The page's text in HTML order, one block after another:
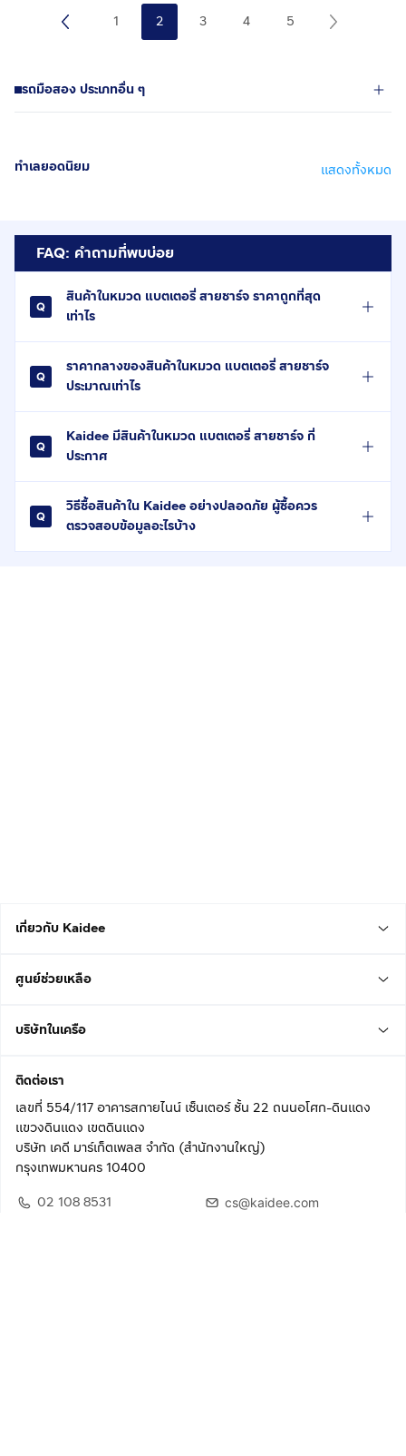
1 2 3 4 5
รถมือสอง ประเภทอื่น ๆ
ทำเลยอดนิยม แสดงทั้งหมด
FAQ: คำถามที่พบบ่อย
สินค้าในหมวด แบตเตอรี่ สายชาร์จ ราคาถูกที่สุด
เท่าไร
ราคากลางของสินค้าในหมวด แบตเตอรี่ สายชาร์จ
ประมาณเท่าไร
Kaidee มีสินค้าในหมวด แบตเตอรี่ สายชาร์จ กี่
ประกาศ
วิธีซื้อสินค้าใน Kaidee อย่างปลอดภัย ผู้ซื้อควร
ตรวจสอบข้อมูลอะไรบ้าง
เกี่ยวกับ Kaidee
ศูนย์ช่วยเหลือ
บริษัทในเครือ
ติดต่อเรา
เลขที่ 554/117 อาคารสกายไนน์ เซ็นเตอร์ ชั้น 22 ถนนอโศก-ดินแดง
แขวงดินแดง เขตดินแดง
บริษัท เคดี มาร์เก็ตเพลส จำกัด (สำนักงานใหญ่)
กรุงเทพมหานคร 10400
02 108 8531
cs@kaidee.com